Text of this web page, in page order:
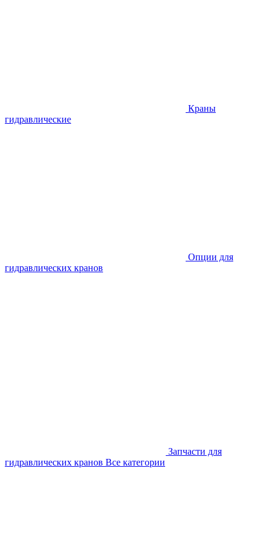
Краны
гидравлические
Опции для
гидравлических кранов
Запчасти для
гидравлических кранов Все категории